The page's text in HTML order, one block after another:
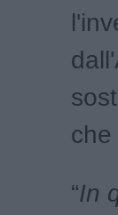
che
“In